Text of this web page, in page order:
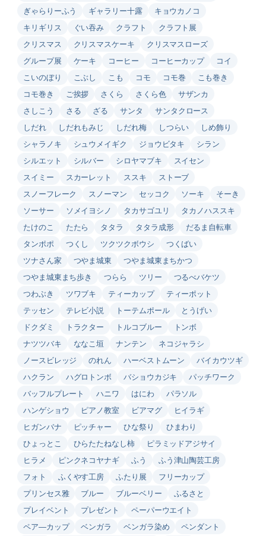
ぎゃらりーふう
ギャラリー十露
キョウカノコ
キリギリス
ぐい吞み クラフト
クラフト展
クリスマス
クリスマスケーキ
クリスマスローズ
グループ展
ケーキ コーヒー コーヒーカップ
コイ
こいのぼり
こぶし こも コモ コモ巻
こも巻き
コモ巻き
ご挨拶 さくら さくら色
サザンカ
さしこう
さる ざる サンタ
サンタクロース
しだれ
しだれもみじ しだれ梅 しつらい
しめ飾り
シャラノキ
シュウメイギク ジョウビタキ
シラン
シルエット
シルバー シロヤマブキ
スイセン
スイミー
スカーレット ススキ
ストーブ
スノーフレーク
スノーマン セッコク ソーキ
そーき
ソーサー
ソメイヨシノ タカサゴユリ
タカノハススキ
たけのこ
たたら タタラ タタラ成形
だるま自転車
タンポポ
つくし ツクツクボウシ
つくばい
ツナさん家
つやま城東
つやま城東まちかつ
つやま城東まち歩き
つらら ツリー
つるべバケツ
つわぶき
ツワブキ ティーカップ
ティーポット
テッセン
テレビ小説 トーテムポール
とうげい
ドクダミ
トラクター トルコブルー
トンボ
ナツツバキ
ななこ垣 ナンテン
ネコジャラシ
ノースビレッジ
のれん ハーベストムーン
バイカウツギ
ハクラン
ハグロトンボ バショウカジキ
パッチワーク
バッフルプレート
ハニワ はにわ
パラソル
ハンゲショウ
ピアノ教室 ビアマグ
ヒイラギ
ヒガンバナ
ピッチャー ひな祭り
ひまわり
ひょっとこ
ひらたたねなし柿
ピラミッドアジサイ
ヒラメ
ピンクネコヤナギ ふう
ふう津山陶芸工房
フォト
ふくやす工房 ふたり展
フリーカップ
プリンセス雅
ブルー ブルーベリー
ふるさと
プレイベント
プレゼント
ペーパーウエイト
ペア―カップ
ベンガラ ベンガラ染め
ペンダント